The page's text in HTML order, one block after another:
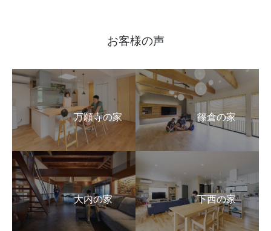
お客様の声
万願寺の家 篠倉の家
大内の家 下西の家